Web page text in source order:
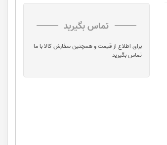
تماس بگیرید
برای اطلاع از قیمت و همچنین سفارش کالا با ما
تماس بگیرید